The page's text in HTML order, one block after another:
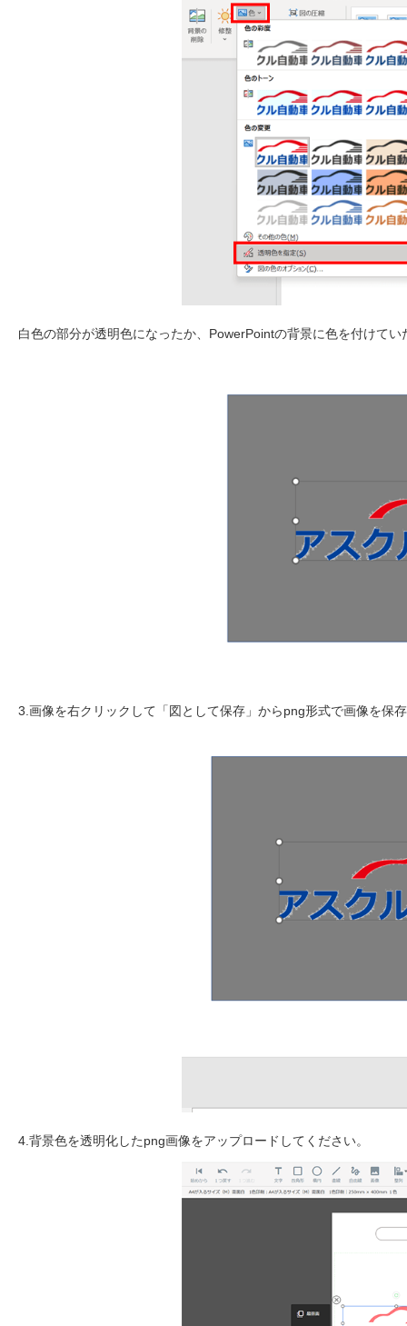
白色の部分が透明色になったか、PowerPointの背景に色を付けて
3.画像を右クリックして「図として保存」からpng形式で画像を保
4.背景色を透明化したpng画像をアップロードしてください。